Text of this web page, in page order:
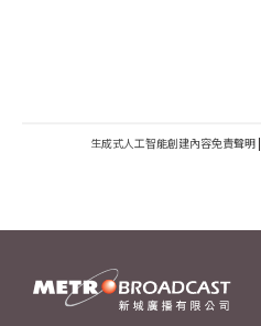
生成式人工智能創建內容免責聲明 |